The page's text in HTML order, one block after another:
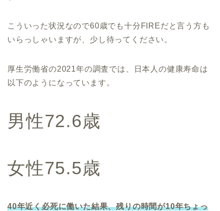
こういった状況なので60歳でも十分FIREだと言う方も
いらっしゃいますが、少し待ってください。
厚生労働省の2021年の調査では、日本人の健康寿命は
以下のようになっています。
男性72.6歳
女性75.5歳
40年近く必死に働いた結果、残りの時間が10年ちょっ